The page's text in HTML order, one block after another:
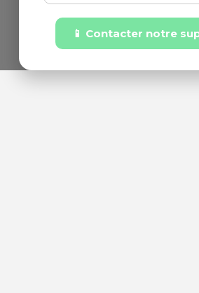
📱 Contacter notre